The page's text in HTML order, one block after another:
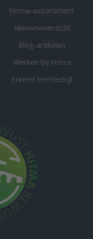
Hitma-assortiment
Nieuwsoverzicht
Blog-artikelen
Werken bij Hitma
Erkend leerbedrijf